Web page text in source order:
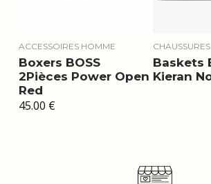
ACCESSOIRES HOMME
Boxers BOSS
2Pièces Power Open
Red
45.00 €
CHAUSSURES
Baskets
Kieran